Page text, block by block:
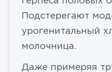
Подстерегают
урогенитальный
молочница.
Даже примеряя